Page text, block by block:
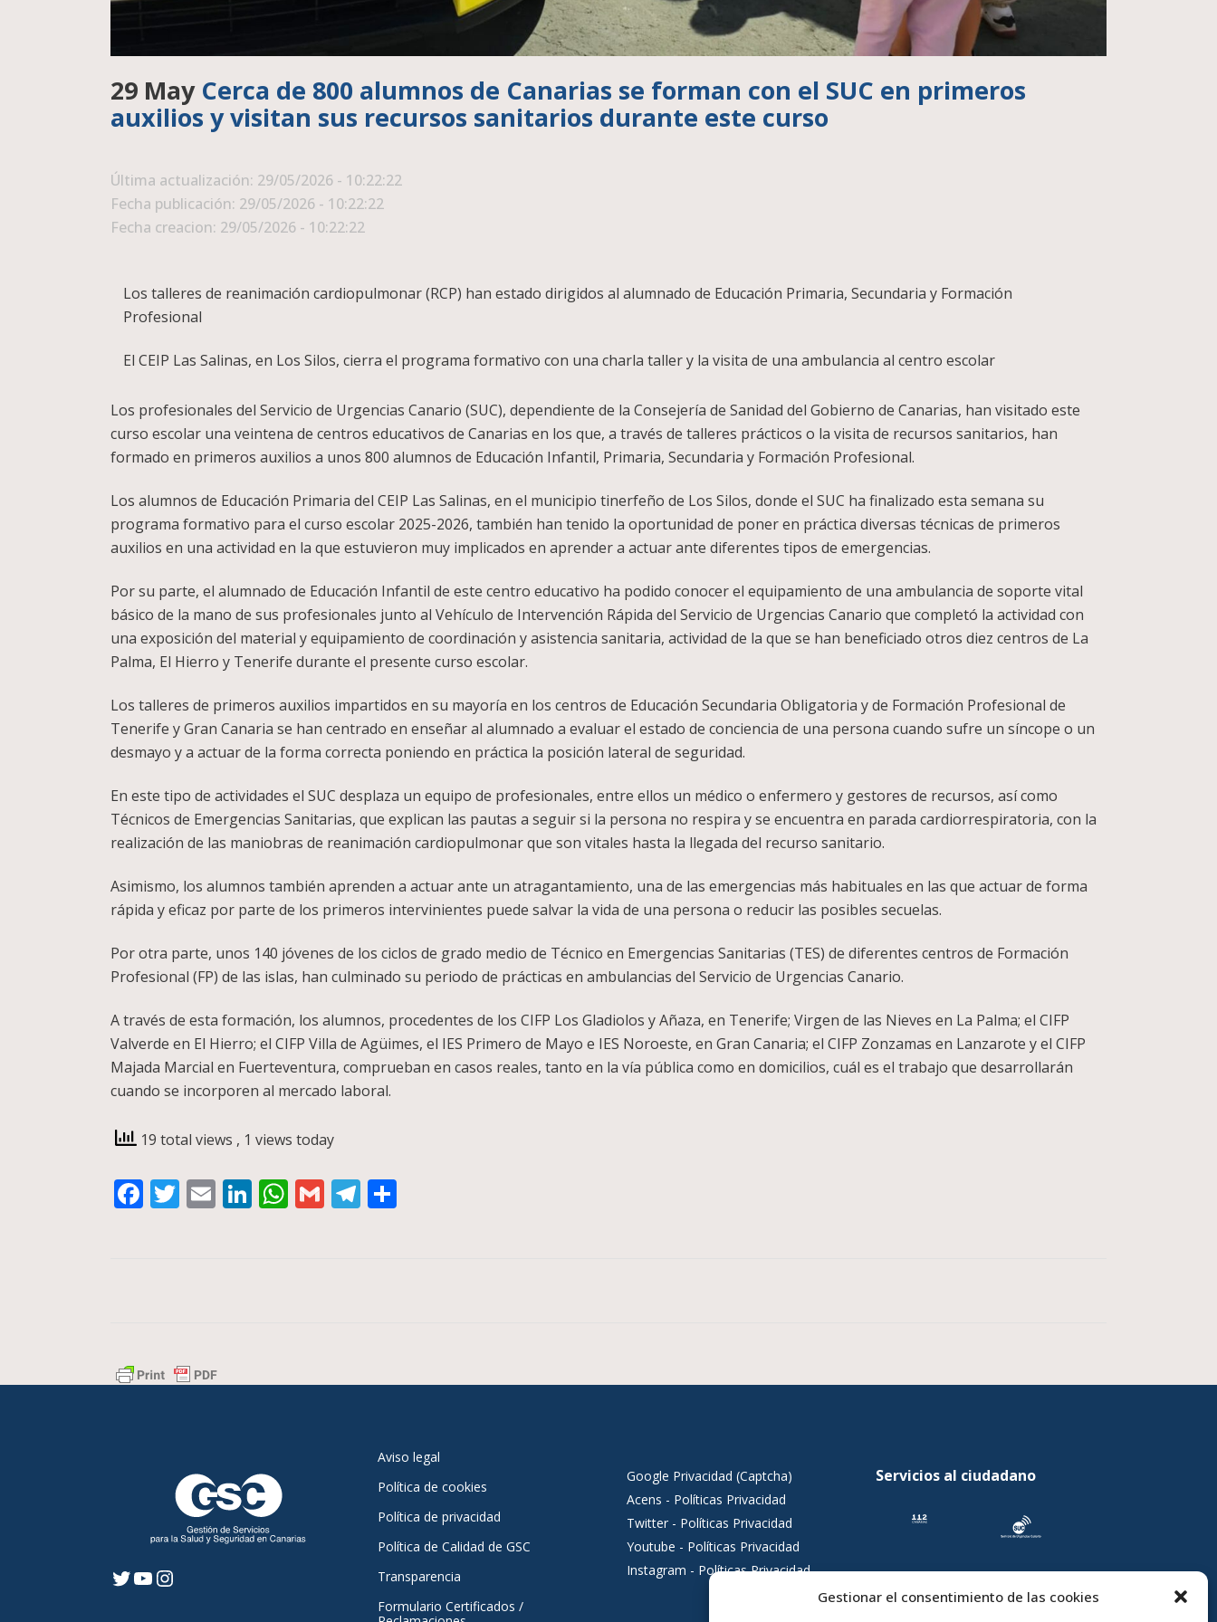
Gestionar el consentimiento de las cookies
29 MayCerca de 800 alumnos de Canarias se forman con el SUC en primeros
auxilios y visitan sus recursos sanitarios durante este curso
Última actualización: 29/05/2026 - 10:22:22
Fecha publicación: 29/05/2026 - 10:22:22
Fecha creacion: 29/05/2026 - 10:22:22
Los talleres de reanimación cardiopulmonar (RCP) han estado dirigidos al alumnado de Educación Primaria, Secundaria y Formación
Profesional
El CEIP Las Salinas, en Los Silos, cierra el programa formativo con una charla taller y la visita de una ambulancia al centro escolar
Los profesionales del Servicio de Urgencias Canario (SUC), dependiente de la Consejería de Sanidad del Gobierno de Canarias, han visitado este
curso escolar una veintena de centros educativos de Canarias en los que, a través de talleres prácticos o la visita de recursos sanitarios, han
formado en primeros auxilios a unos 800 alumnos de Educación Infantil, Primaria, Secundaria y Formación Profesional.
Los alumnos de Educación Primaria del CEIP Las Salinas, en el municipio tinerfeño de Los Silos, donde el SUC ha finalizado esta semana su
programa formativo para el curso escolar 2025-2026, también han tenido la oportunidad de poner en práctica diversas técnicas de primeros
auxilios en una actividad en la que estuvieron muy implicados en aprender a actuar ante diferentes tipos de emergencias.
Por su parte, el alumnado de Educación Infantil de este centro educativo ha podido conocer el equipamiento de una ambulancia de soporte vital
básico de la mano de sus profesionales junto al Vehículo de Intervención Rápida del Servicio de Urgencias Canario que completó la actividad con
una exposición del material y equipamiento de coordinación y asistencia sanitaria, actividad de la que se han beneficiado otros diez centros de La
Palma, El Hierro y Tenerife durante el presente curso escolar.
Los talleres de primeros auxilios impartidos en su mayoría en los centros de Educación Secundaria Obligatoria y de Formación Profesional de
Tenerife y Gran Canaria se han centrado en enseñar al alumnado a evaluar el estado de conciencia de una persona cuando sufre un síncope o un
desmayo y a actuar de la forma correcta poniendo en práctica la posición lateral de seguridad.
En este tipo de actividades el SUC desplaza un equipo de profesionales, entre ellos un médico o enfermero y gestores de recursos, así como
Técnicos de Emergencias Sanitarias, que explican las pautas a seguir si la persona no respira y se encuentra en parada cardiorrespiratoria, con la
realización de las maniobras de reanimación cardiopulmonar que son vitales hasta la llegada del recurso sanitario.
Asimismo, los alumnos también aprenden a actuar ante un atragantamiento, una de las emergencias más habituales en las que actuar de forma
rápida y eficaz por parte de los primeros intervinientes puede salvar la vida de una persona o reducir las posibles secuelas.
Por otra parte, unos 140 jóvenes de los ciclos de grado medio de Técnico en Emergencias Sanitarias (TES) de diferentes centros de Formación
Profesional (FP) de las islas, han culminado su periodo de prácticas en ambulancias del Servicio de Urgencias Canario.
A través de esta formación, los alumnos, procedentes de los CIFP Los Gladiolos y Añaza, en Tenerife; Virgen de las Nieves en La Palma; el CIFP
Valverde en El Hierro; el CIFP Villa de Agüimes, el IES Primero de Mayo e IES Noroeste, en Gran Canaria; el CIFP Zonzamas en Lanzarote y el CIFP
Majada Marcial en Fuerteventura, comprueban en casos reales, tanto en la vía pública como en domicilios, cuál es el trabajo que desarrollarán
cuando se incorporen al mercado laboral.
19 total views , 1 views today
Facebook
Twitter
EmailLinkedIn
WhatsApp
GmailTelegram
Twitter
YouTube
Instagram
Aviso legal
Política de cookies
Política de privacidad
Política de Calidad de GSC
Transparencia
Formulario Certificados /
Google Privacidad (Captcha)
Acens - Políticas Privacidad
Twitter - Políticas Privacidad
Youtube - Políticas Privacidad
Instagram - Políticas Privacidad
Servicios al ciudadano